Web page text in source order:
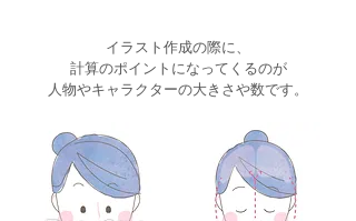
イラスト作成の際に、
計算のポイントになってくるのが
人物やキャラクターの大きさや数です。